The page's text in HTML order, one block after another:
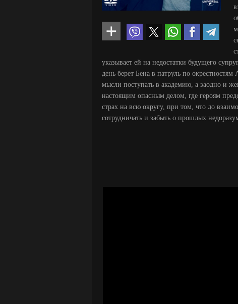
указывает ей на недостатки будущего
день берет Бена в патруль по
мысли поступать в академию, а заодно и
настоящим опасным делом, где героям
страх на всю округу, при том, что до
сотрудничать и забыть о прошлых